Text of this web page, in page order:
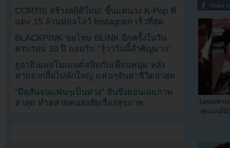
ไอดอลชาย
สุดแมนก็มี
CORTIS สร้างสถิติใหม่! ขึ้นแท่นวง K-Pop ที่
แตะ 15 ล้านฟอลโลว์ Instagram เร็วที่สุด
BLACKPINK ขอโทษ BLINK อีกครั้งในวัน
ครบรอบ 10 ปี ยอมรับ “รู้ว่าวันนี้สำคัญมาก”
ยูอาอินเผยโมเมนต์สนิทกับเพื่อนหนุ่ม หลัง
หายจากสื่อไปพักใหญ่ แฟนๆจับตาชีวิตล่าสุด
“มือสั่นจนแฟนๆเป็นห่วง” ฮันซึงยอนเผยภาพ
ล่าสุด ทำหลายคนสงสัยเรื่องสุขภาพ